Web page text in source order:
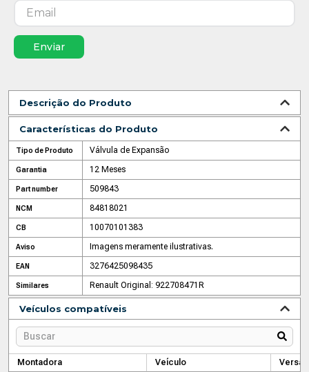
Enviar
Descrição do Produto
Características do Produto
Tipo de Produto Válvula de Expansão
Garantia 12 Meses
Part number 509843
NCM 84818021
CB 10070101383
Aviso Imagens meramente ilustrativas.
EAN 3276425098435
Similares Renault Original: 922708471R
Veículos compatíveis
Montadora Veículo
Versão